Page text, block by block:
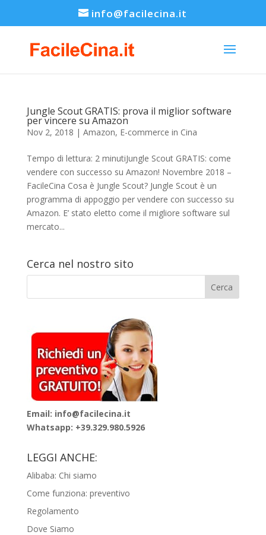
info@facilecina.it
Jungle Scout GRATIS: prova il miglior software
per vincere su Amazon
Nov 2, 2018 | Amazon, E-commerce in Cina
Tempo di lettura: 2 minutiJungle Scout GRATIS: come
vendere con successo su Amazon! Novembre 2018 –
FacileCina Cosa è Jungle Scout? Jungle Scout è un
programma di appoggio per vendere con successo su
Amazon. E’ stato eletto come il migliore software sul
mercato...
Cerca nel nostro sito
Email: info@facilecina.it
Whatsapp: +39.329.980.5926
LEGGI ANCHE:
Alibaba: Chi siamo
Come funziona: preventivo
Regolamento
Dove Siamo